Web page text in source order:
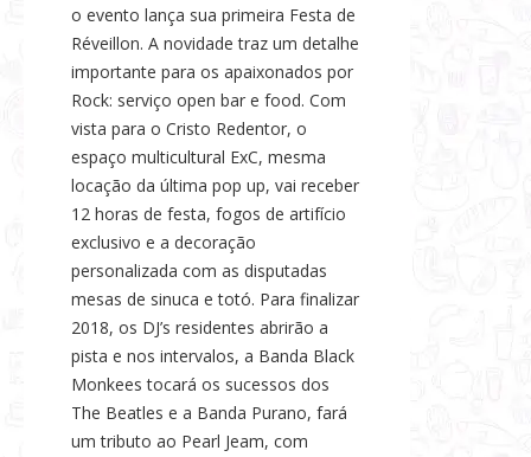
o evento lança sua primeira Festa de
Réveillon. A novidade traz um detalhe
importante para os apaixonados por
Rock: serviço open bar e food. Com
vista para o Cristo Redentor, o
espaço multicultural ExC, mesma
locação da última pop up, vai receber
12 horas de festa, fogos de artifício
exclusivo e a decoração
personalizada com as disputadas
mesas de sinuca e totó. Para finalizar
2018, os DJ’s residentes abrirão a
pista e nos intervalos, a Banda Black
Monkees tocará os sucessos dos
The Beatles e a Banda Purano, fará
um tributo ao Pearl Jeam, com